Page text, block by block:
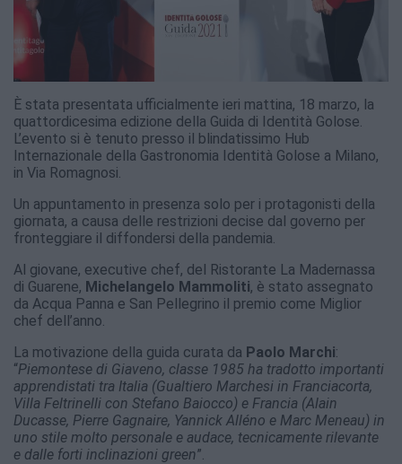
È stata presentata ufficialmente ieri mattina, 18 marzo, la
quattordicesima edizione della Guida di Identità Golose.
L’evento si è tenuto presso il blindatissimo Hub
Internazionale della Gastronomia Identità Golose a Milano,
in Via Romagnosi.
Un appuntamento in presenza solo per i protagonisti della
giornata, a causa delle restrizioni decise dal governo per
fronteggiare il diffondersi della pandemia.
Al giovane, executive chef, del Ristorante La Madernassa
di Guarene, Michelangelo Mammoliti, è stato assegnato
da Acqua Panna e San Pellegrino il premio come Miglior
chef dell’anno.
La motivazione della guida curata da Paolo Marchi:
“Piemontese di Giaveno, classe 1985 ha tradotto importanti
apprendistati tra Italia (Gualtiero Marchesi in Franciacorta,
Villa Feltrinelli con Stefano Baiocco) e Francia (Alain
Ducasse, Pierre Gagnaire, Yannick Alléno e Marc Meneau) in
uno stile molto personale e audace, tecnicamente rilevante
e dalle forti inclinazioni green”.